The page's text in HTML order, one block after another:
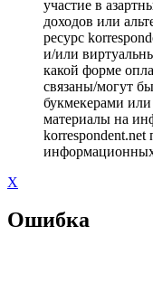
участие в
доходов или
ресурс
и/или
какой форме
связаны/могут
букмекерами
материалы на
X
Ошибка